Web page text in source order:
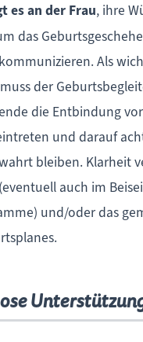
es an der Frau, ihre
das
Als
der
die Entbindung
und darauf
bleiben. Klarheit
auch im
und/oder das